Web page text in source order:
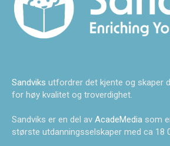
Sandviks utfordrer det kjente og skaper
for høy kvalitet og troverdighet.
Sandviks er en del av AcadeMedia som
største utdanningsselskaper med ca 18